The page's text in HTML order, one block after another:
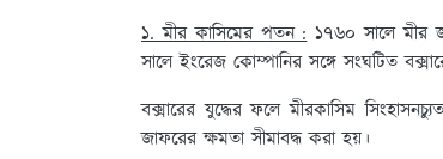
১. মীর কাসিমের পতন :১৭৬০ সালে মীর
সালে ইংরেজ কোম্পানির সঙ্গে সংঘটিত
বক্সারের যুদ্ধের ফলে মীরকাসিম
জাফরের ক্ষমতা সীমাবদ্ধ করা হয়।